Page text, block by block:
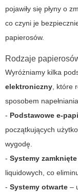
pojawiły się płyny o
co czyni je
papierosów.
Rodzaje
Wyróżniamy kilka
elektroniczny, które
sposobem napełniania
- Podstawowe e-
początkujących
wygodę.
- Systemy zamknięte
liquidowych, co
- Systemy otwarte –